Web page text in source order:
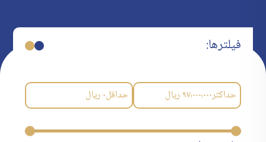
فیلترها:
حداکثر۹۷٬۰۰۰٬۰۰۰ریال حداقل۰ریال